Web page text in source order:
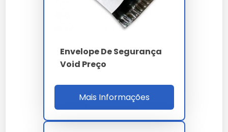
80 µm 3%
Acrílico hot-melt 22
Aderência
Norma
NBR 14937 / LGPD /
Envelope De Segurança
Void Preço
Mais Informações